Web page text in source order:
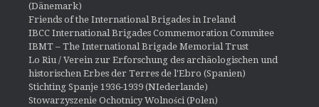
(Dänemark)
Friends of the International Brigades in Ireland
IBCC International Brigades Commemoration Commitee
IBMT – The International Brigade Memorial Trust
Lo Riu / Verein zur Erforschung des archäologischen und
historischen Erbes der Terres de l'Ebro (Spanien)
Stichting Spanje 1936-1939 (NIederlande)
Stowarzyszenie Ochotnicy Wolności (Polen)